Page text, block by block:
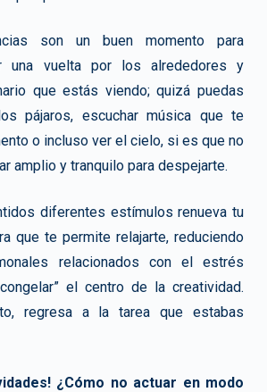
son un buen momento para
una vuelta por los alrededores y
que estás viendo; quizá puedas
pájaros, escuchar música que te
o incluso ver el cielo, si es que no
amplio y tranquilo para despejarte.
diferentes estímulos renueva tu
que te permite relajarte, reduciendo
relacionados con el estrés
el centro de la creatividad.
regresa a la tarea que estabas
¿Cómo no actuar en modo